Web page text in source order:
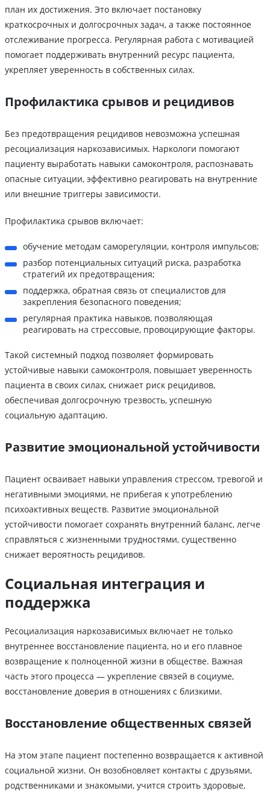
план их достижения. Это включает постановку
краткосрочных и долгосрочных задач, а также постоянное
отслеживание прогресса. Регулярная работа с мотивацией
помогает поддерживать внутренний ресурс пациента,
укрепляет уверенность в собственных силах.
Профилактика срывов и рецидивов
Без предотвращения рецидивов невозможна успешная
ресоциализация наркозависимых. Наркологи помогают
пациенту выработать навыки самоконтроля, распознавать
опасные ситуации, эффективно реагировать на внутренние
или внешние триггеры зависимости.
Профилактика срывов включает:
обучение методам саморегуляции, контроля импульсов;
разбор потенциальных ситуаций риска, разработка
стратегий их предотвращения;
поддержка, обратная связь от специалистов для
закрепления безопасного поведения;
регулярная практика навыков, позволяющая
реагировать на стрессовые, провоцирующие факторы.
Такой системный подход позволяет формировать
устойчивые навыки самоконтроля, повышает уверенность
пациента в своих силах, снижает риск рецидивов,
обеспечивая долгосрочную трезвость, успешную
социальную адаптацию.
Развитие эмоциональной устойчивости
Пациент осваивает навыки управления стрессом, тревогой и
негативными эмоциями, не прибегая к употреблению
психоактивных веществ. Развитие эмоциональной
устойчивости помогает сохранять внутренний баланс, легче
справляться с жизненными трудностями, существенно
снижает вероятность рецидивов.
Социальная интеграция и
поддержка
Ресоциализация наркозависимых включает не только
внутреннее восстановление пациента, но и его плавное
возвращение к полноценной жизни в обществе. Важная
часть этого процесса ― укрепление связей в социуме,
восстановление доверия в отношениях с близкими.
Восстановление общественных связей
На этом этапе пациент постепенно возвращается к активной
социальной жизни. Он возобновляет контакты с друзьями,
родственниками и знакомыми, учится строить здоровые,